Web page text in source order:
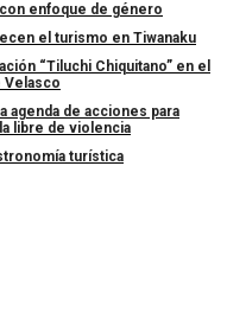
enfoque de género
el turismo en Tiwanaku
“Tiluchi Chiquitano” en el
Velasco
agenda de acciones para
libre de violencia
turística